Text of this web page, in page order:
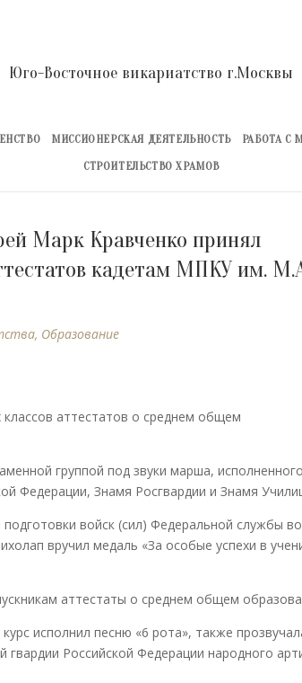
Юго-Восточное викариатство г.Москвы
МИССИОНЕРСКАЯ ДЕЯТЕЛЬНОСТЬ РАБОТА С
СТРОИТЕЛЬСТВО ХРАМОВ
Марк Кравченко принял
кадетам МПКУ им.
, Образование
аттестатов о среднем общем
группой под звуки марша, исполненного
Федерации, Знамя Росгвардии и Знамя
войск (сил) Федеральной службы
вручил медаль «За особые успехи в
аттестаты о среднем общем
исполнил песню «6 рота», также
Российской Федерации народного